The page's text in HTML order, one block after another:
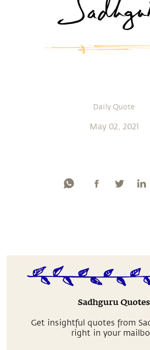
Daily Quote
May 02, 2021
Sadhguru Quotes
Get insightful quotes from
right in your